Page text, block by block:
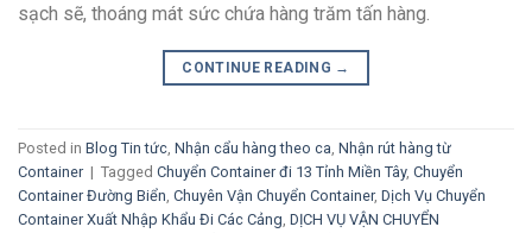
sạch sẽ, thoáng mát sức chứa hàng trăm tấn hàng.
CONTINUE READING →
Posted in Blog Tin tức, Nhận cẩu hàng theo ca, Nhận rút hàng từ
Container | Tagged Chuyển Container đi 13 Tỉnh Miền Tây, Chuyển
Container Đường Biển, Chuyên Vận Chuyển Container, Dịch Vụ Chuyển
Container Xuất Nhập Khẩu Đi Các Cảng, DỊCH VỤ VẬN CHUYỂN